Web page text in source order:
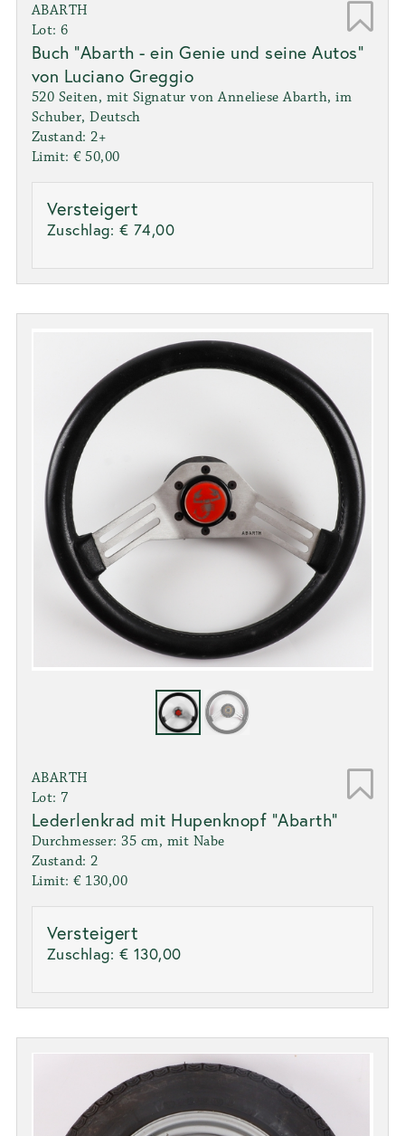
ABARTH
Lot: 6
Buch "Abarth - ein Genie und seine Autos"
von Luciano Greggio
520 Seiten, mit Signatur von Anneliese Abarth, im
Schuber, Deutsch
Zustand: 2+
Limit: € 50,00
Versteigert
Zuschlag: € 74,00
ABARTH
Lot: 7
Lederlenkrad mit Hupenknopf "Abarth"
Durchmesser: 35 cm, mit Nabe
Zustand: 2
Limit: € 130,00
Versteigert
Zuschlag: € 130,00